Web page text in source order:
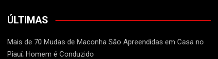
ÚLTIMAS
Mais de 70 Mudas de Maconha São Apreendidas em Casa no
Piauí; Homem é Conduzido